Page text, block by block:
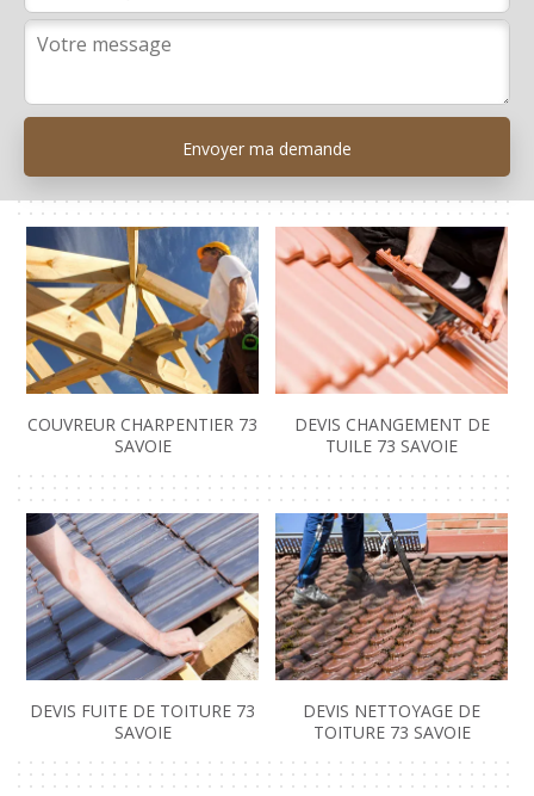
COUVREUR CHARPENTIER 73
SAVOIE
DEVIS CHANGEMENT DE
TUILE 73 SAVOIE
DEVIS FUITE DE TOITURE 73
SAVOIE
DEVIS NETTOYAGE DE
TOITURE 73 SAVOIE